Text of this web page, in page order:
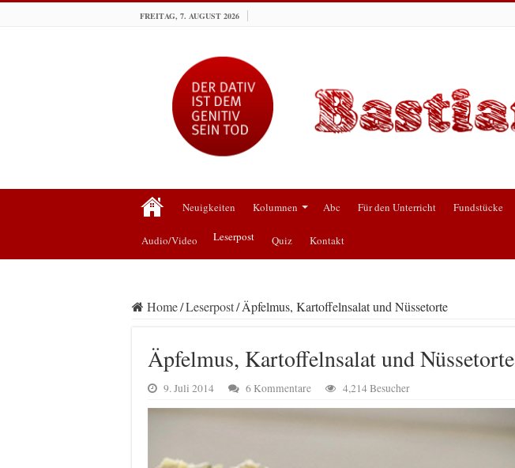
FREITAG, 7. AUGUST 2026
Neuigkeiten Kolumnen Abc Für den Unterricht Fundstücke
Audio/Video Leserpost Quiz Kontakt
Home/Leserpost/Äpfelmus, Kartoffelnsalat und Nüssetorte
Äpfelmus, Kartoffelnsalat und Nüssetorte
9. Juli 2014 6 Kommentare 4,214 Besucher